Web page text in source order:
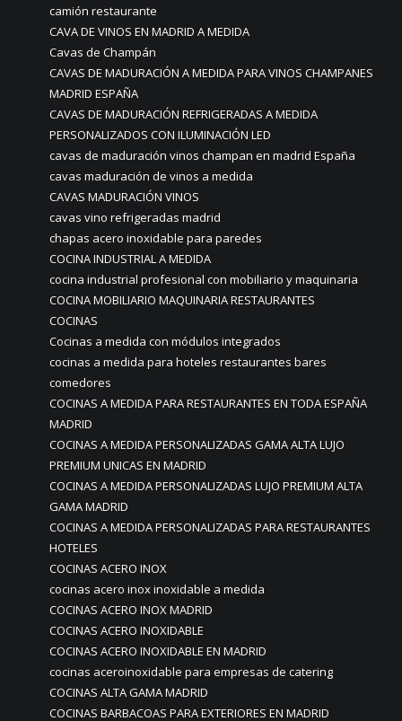
camión restaurante
CAVA DE VINOS EN MADRID A MEDIDA
Cavas de Champán
CAVAS DE MADURACIÓN A MEDIDA PARA VINOS CHAMPANES
MADRID ESPAÑA
CAVAS DE MADURACIÓN REFRIGERADAS A MEDIDA
PERSONALIZADOS CON ILUMINACIÓN LED
cavas de maduración vinos champan en madrid España
cavas maduración de vinos a medida
CAVAS MADURACIÓN VINOS
cavas vino refrigeradas madrid
chapas acero inoxidable para paredes
COCINA INDUSTRIAL A MEDIDA
cocina industrial profesional con mobiliario y maquinaria
COCINA MOBILIARIO MAQUINARIA RESTAURANTES
COCINAS
Cocinas a medida con módulos integrados
cocinas a medida para hoteles restaurantes bares
comedores
COCINAS A MEDIDA PARA RESTAURANTES EN TODA ESPAÑA
MADRID
COCINAS A MEDIDA PERSONALIZADAS GAMA ALTA LUJO
PREMIUM UNICAS EN MADRID
COCINAS A MEDIDA PERSONALIZADAS LUJO PREMIUM ALTA
GAMA MADRID
COCINAS A MEDIDA PERSONALIZADAS PARA RESTAURANTES
HOTELES
COCINAS ACERO INOX
cocinas acero inox inoxidable a medida
COCINAS ACERO INOX MADRID
COCINAS ACERO INOXIDABLE
COCINAS ACERO INOXIDABLE EN MADRID
cocinas aceroinoxidable para empresas de catering
COCINAS ALTA GAMA MADRID
COCINAS BARBACOAS PARA EXTERIORES EN MADRID